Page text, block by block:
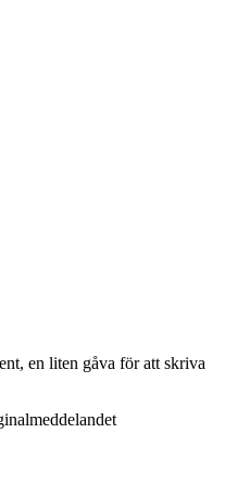
en liten gåva för att skriva